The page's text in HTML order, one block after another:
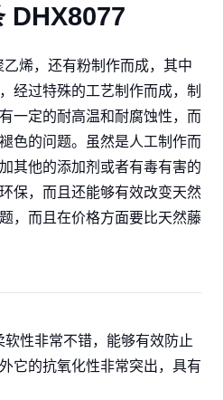
DHX8077
烯，还有粉制作而成，其中
经过特殊的工艺制作而成，制
一定的耐高温和耐腐蚀性，而
色的问题。虽然是人工制作而
其他的添加剂或者有毒有害的
保，而且还能够有效改变天然
，而且在价格方面要比天然藤
性非常不错，能够有效防止
它的抗氧化性非常突出，具有